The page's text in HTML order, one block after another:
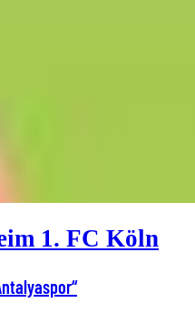
1. FC Köln